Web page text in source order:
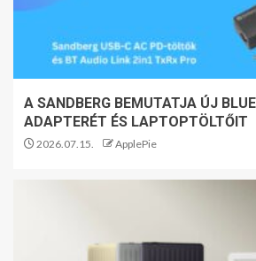
A SANDBERG BEMUTATJA ÚJ
ADAPTERÉT ÉS LAPTOPTÖLTŐIT
2026.07.15. ApplePie